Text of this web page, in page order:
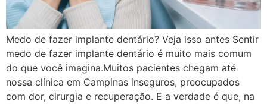
Medo de fazer implante dentário? Veja isso antes Sentir
medo de fazer implante dentário é muito mais comum
do que você imagina.Muitos pacientes chegam até
nossa clínica em Campinas inseguros, preocupados
com dor, cirurgia e recuperação. E a verdade é que, na